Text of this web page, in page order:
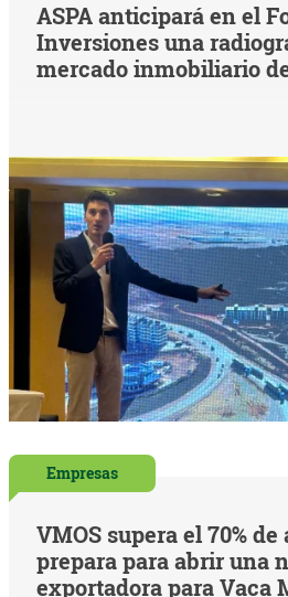
ASPA anticipará en el
Inversiones una
mercado inmobiliario
Empresas
VMOS supera el 70%
prepara para abrir una
exportadora para Vaca